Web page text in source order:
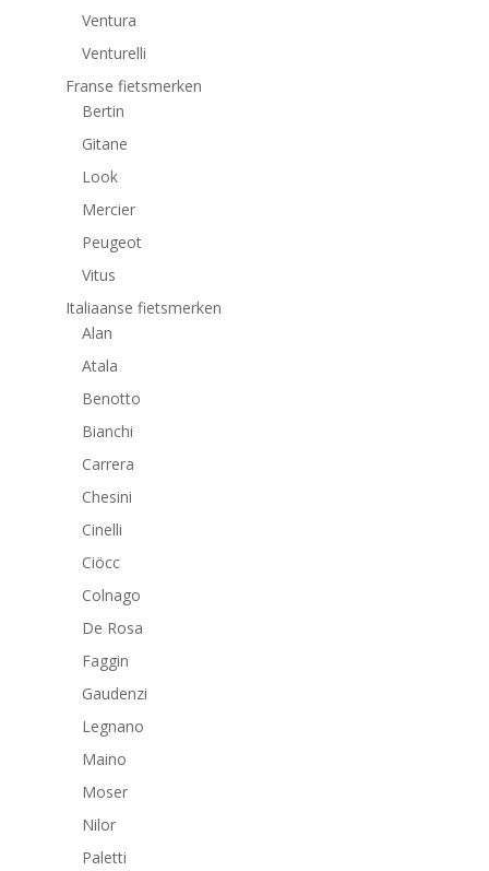
Ventura
Venturelli
Franse fietsmerken
Bertin
Gitane
Look
Mercier
Peugeot
Vitus
Italiaanse fietsmerken
Alan
Atala
Benotto
Bianchi
Carrera
Chesini
Cinelli
Ciöcc
Colnago
De Rosa
Faggin
Gaudenzi
Legnano
Maino
Moser
Nilor
Paletti